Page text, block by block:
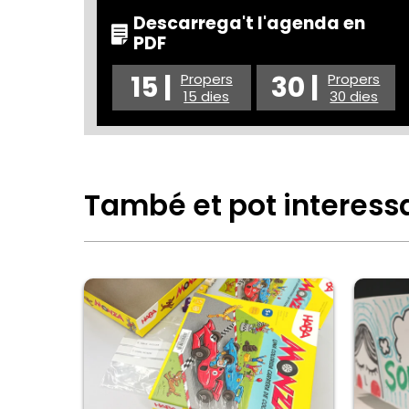
Descarrega't l'agenda en
PDF
15 | Propers
15 dies
30 | Propers
30 dies
També et pot